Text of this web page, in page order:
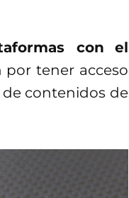
con
el
tener acceso
de contenidos de